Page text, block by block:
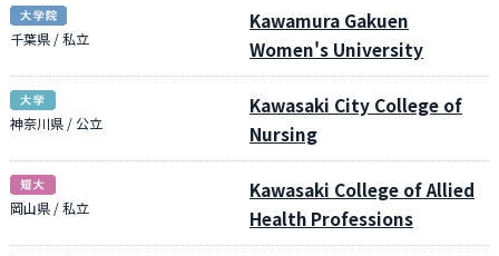
千葉県 / 私立
Kawamura Gakuen
Women's University
神奈川県 / 公立
Kawasaki City College of
Nursing
岡山県 / 私立
Kawasaki College of Allied
Health Professions